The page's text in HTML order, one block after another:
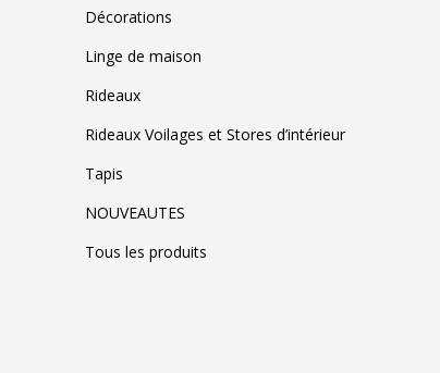
Décorations
Linge de maison
Rideaux
Rideaux Voilages et Stores d’intérieur
Tapis
NOUVEAUTES
Tous les produits